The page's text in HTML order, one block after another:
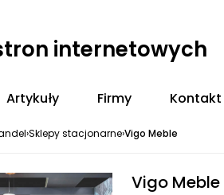
internetowych
Artykuły Firmy Kontakt
›Sklepy stacjonarne›Vigo Meble
Vigo Meble